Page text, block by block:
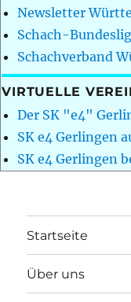
Newsletter
Schach-
Schachverband
VIRTUELLE
Der SK "e4"
SK e4 Gerlingen
SK e4 Gerlingen
Startseite
Über uns